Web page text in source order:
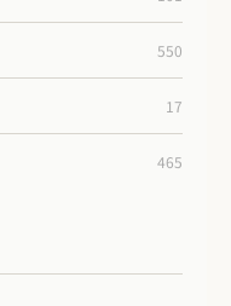
550
17
465